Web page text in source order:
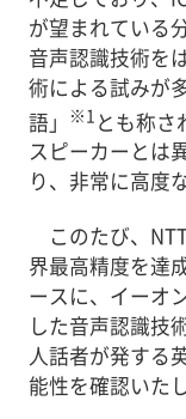
が望まれている
音声認識技術を
術による試みが
語」
※1 とも称さ
スピーカーとは
り、非常に高度
このたび、
界最高精度を達
ースに、イーオ
した音声認識技
人話者が発する
能性を確認いた